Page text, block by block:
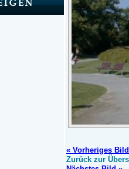
« Vorheriges Bild
Zurück zur